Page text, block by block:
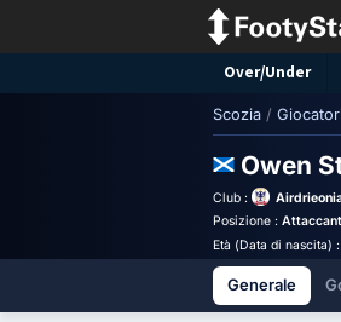
Over/Under
Scozia /
Owen
Club :
Posizione :
Età (Data di nascita) :
Generale